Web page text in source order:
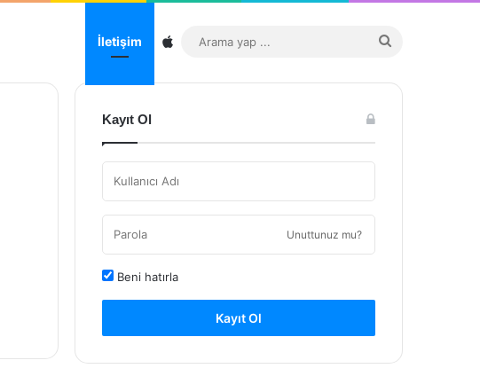
İletişim Sitemap
Kayıt Ol
Unuttunuz mu?
Beni hatırla
Kayıt Ol